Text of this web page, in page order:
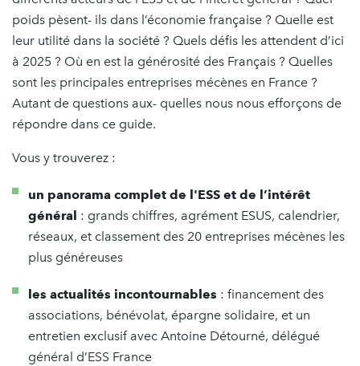
poids pèsent- ils dans l’économie française ? Quelle est
leur utilité dans la société ? Quels défis les attendent d’ici
à 2025 ? Où en est la générosité des Français ? Quelles
sont les principales entreprises mécènes en France ?
Autant de questions aux- quelles nous nous efforçons de
répondre dans ce guide.
Vous y trouverez :
un panorama complet de l'ESS et de l’intérêt
général : grands chiffres, agrément ESUS, calendrier,
réseaux, et classement des 20 entreprises mécènes les
plus généreuses
les actualités incontournables : financement des
associations, bénévolat, épargne solidaire, et un
entretien exclusif avec Antoine Détourné, délégué
général d’ESS France